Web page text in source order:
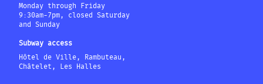
Monday through Friday
9:30am-7pm, closed Saturday
and Sunday
Subway access
Hôtel de Ville, Rambuteau,
Châtelet, Les Halles